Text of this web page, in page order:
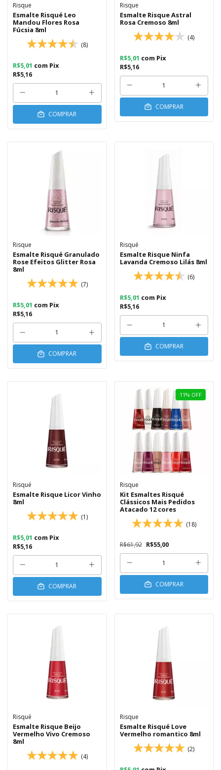
Risque
Esmalte Risqué Leo
Mandou Flores Rosa
Fúcsia 8ml
(8)
R$5,16
R$5,01 com Pix
COMPRAR
Risque
Esmalte Risque Astral
Rosa Cremoso 8ml
(4)
R$5,16
R$5,01 com Pix
COMPRAR
Risque
Esmalte Risqué Granulado
Rose Efeitos Glitter Rosa
8ml
(7)
R$5,16
R$5,01 com Pix
COMPRAR
Risqué
Esmalte Risque Ninfa
Lavanda Cremoso Lilás 8ml
(6)
R$5,16
R$5,01 com Pix
COMPRAR
Risqué
Esmalte Risque Licor Vinho
8ml
(1)
R$5,16
R$5,01 com Pix
COMPRAR
11% OFF
Risque
Kit Esmaltes Risqué
Clássicos Mais Pedidos
Atacado 12 cores
(18)
R$61,92 R$55,00
COMPRAR
Risqué
Esmalte Risque Beijo
Vermelho Vivo Cremoso
8ml
(4)
Risque
Esmalte Risqué Love
Vermelho romantico 8ml
(2)